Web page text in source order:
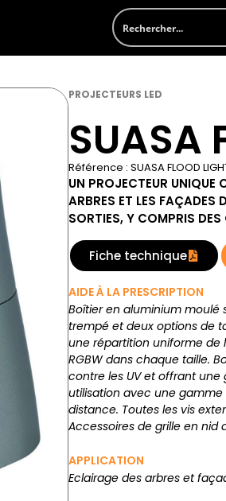
PROJECTEURS LED
SUASA
Référence : SUASA FLOOD
UN PROJECTEUR UNIQUE
ARBRES ET LES FAÇADES
SORTIES, Y COMPRIS
Fiche technique
AIDE À LA PRESCRIPTION
Boîtier en aluminium moulé
trempé et deux options de
une répartition uniforme de
RGBW dans chaque taille.
contre les UV et offrant
utilisation avec une
distance. Toutes les vis
Accessoires de grille en nid
APPLICATION
Eclairage des arbres et